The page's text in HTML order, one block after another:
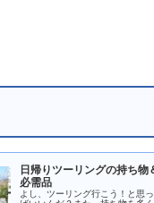
日帰りツーリングの持ち物
必需品
よし、ツーリング行こう！と思